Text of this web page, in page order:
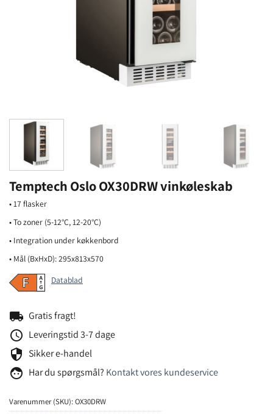
Temptech Oslo OX30DRW vinkøleskab
• 17 flasker
• To zoner (5-12°C, 12-20°C)
• Integration under køkkenbord
• Mål (BxHxD): 295x813x570
Datablad
local_shipping Gratis fragt!
schedule Leveringstid 3-7 dage
security Sikker e-handel
face Har du spørgsmål? Kontakt vores kundeservice
Varenummer (SKU):OX30DRW